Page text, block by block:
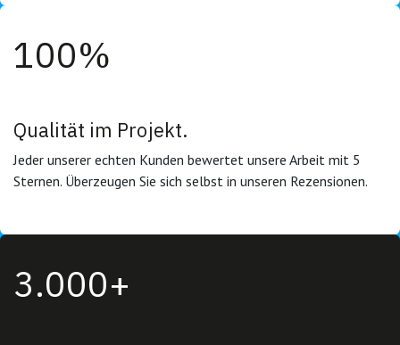
100%
Qualität im Projekt.
Jeder unserer echten Kunden bewertet unsere Arbeit mit 5
Sternen. Überzeugen Sie sich selbst in unseren Rezensionen.
3.000+